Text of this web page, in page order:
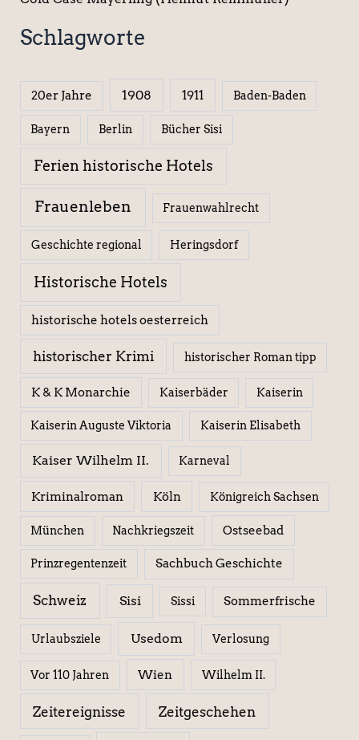
Schlagworte
20er Jahre 1908 1911 Baden-Baden
Bayern Berlin Bücher Sisi
Ferien historische Hotels
Frauenleben Frauenwahlrecht
Geschichte regional Heringsdorf
Historische Hotels
historische hotels oesterreich
historischer Krimi historischer Roman tipp
K & K Monarchie Kaiserbäder Kaiserin
Kaiserin Auguste Viktoria Kaiserin Elisabeth
Kaiser Wilhelm II. Karneval
Kriminalroman Köln Königreich Sachsen
München Nachkriegszeit Ostseebad
Prinzregentenzeit Sachbuch Geschichte
Schweiz Sisi Sissi Sommerfrische
Urlaubsziele Usedom Verlosung
Vor 110 Jahren Wien Wilhelm II.
Zeitereignisse Zeitgeschehen